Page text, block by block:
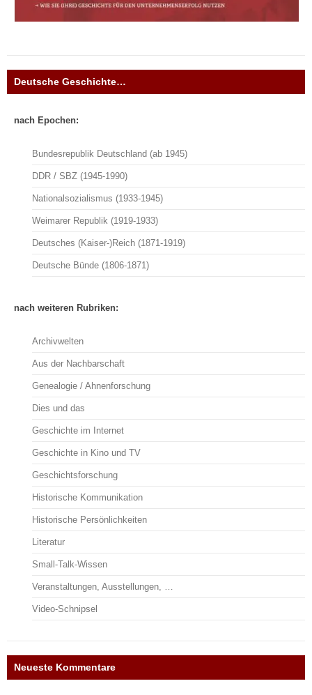
Deutsche Geschichte…
nach Epochen:
Bundesrepublik Deutschland (ab 1945)
DDR / SBZ (1945-1990)
Nationalsozialismus (1933-1945)
Weimarer Republik (1919-1933)
Deutsches (Kaiser-)Reich (1871-1919)
Deutsche Bünde (1806-1871)
nach weiteren Rubriken:
Archivwelten
Aus der Nachbarschaft
Genealogie / Ahnenforschung
Dies und das
Geschichte im Internet
Geschichte in Kino und TV
Geschichtsforschung
Historische Kommunikation
Historische Persönlichkeiten
Literatur
Small-Talk-Wissen
Veranstaltungen, Ausstellungen, …
Video-Schnipsel
Neueste Kommentare